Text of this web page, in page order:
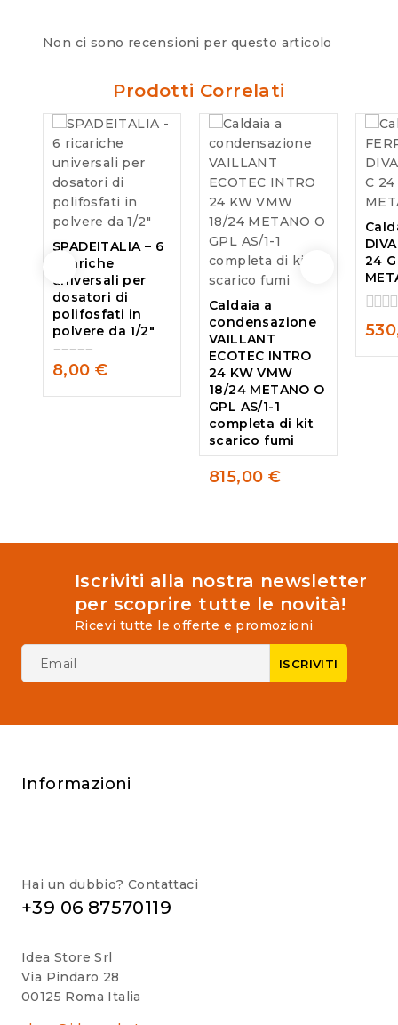
Non ci sono recensioni per questo articolo
Prodotti Correlati
SPADEITALIA – 6
ricariche
universali per
dosatori di
polifosfati in
polvere da 1/2″
0
out
8,00 €
Caldaia a
condensazione
VAILLANT
ECOTEC INTRO
24 KW VMW
18/24 METANO O
GPL AS/1-1
completa di kit
scarico fumi
0
815,00 €
24
0
out
of
Iscriviti alla nostra newsletter
per scoprire tutte le novità!
Ricevi tutte le offerte e promozioni
Informazioni
Hai un dubbio? Contattaci
+39 06 87570119
Idea Store Srl
Via Pindaro 28
00125 Roma Italia